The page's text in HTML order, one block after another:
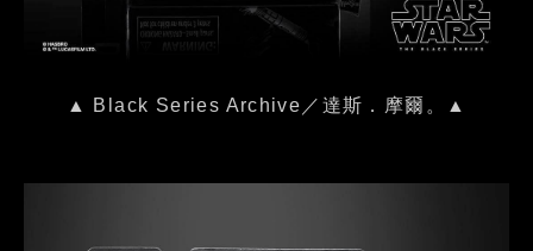
▲ Black Series Archive／達斯．摩爾。▲